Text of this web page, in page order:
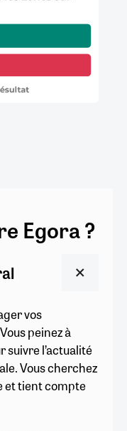
Egora ?
vos
peinez à
suivre l’actualité
Vous cherchez
et tient compte